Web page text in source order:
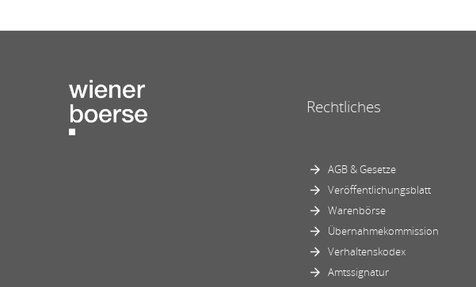
Rechtliches
AGB & Gesetze
Veröffentlichungsblatt
Warenbörse
Übernahmekommission
Verhaltenskodex
Amtssignatur